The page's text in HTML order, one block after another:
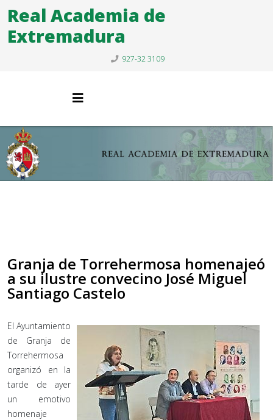
Real Academia de
Extremadura
927-32 3109
Granja de Torrehermosa homenajeó
a su ilustre convecino José Miguel
Santiago Castelo
El Ayuntamiento
de Granja de
Torrehermosa
organizó en la
tarde de ayer
un emotivo
homenaje